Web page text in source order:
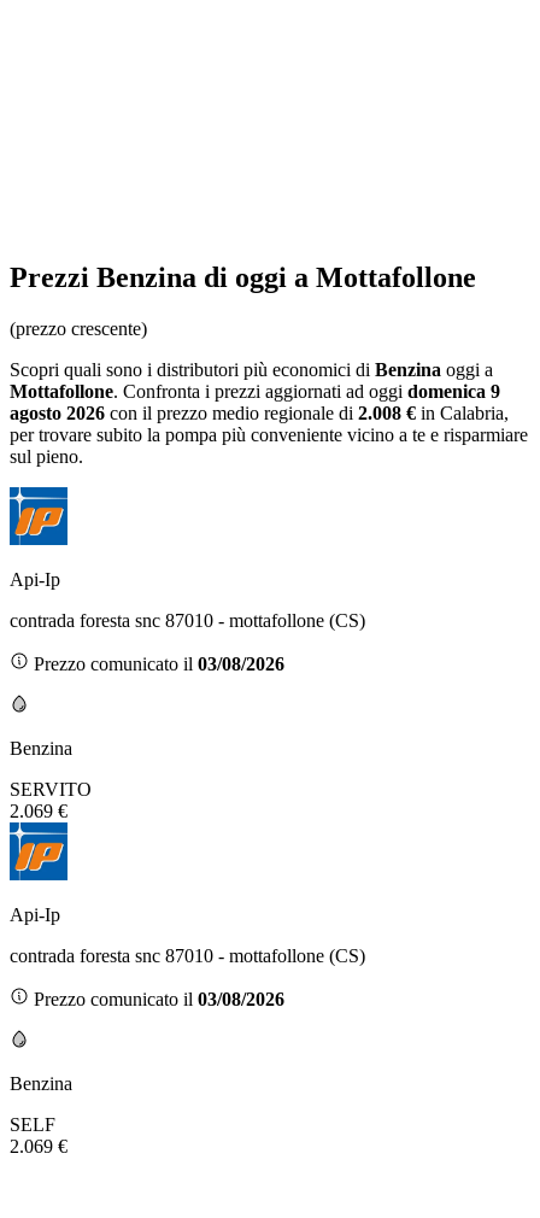
Prezzi Benzina di oggi a Mottafollone
(prezzo crescente)
Scopri quali sono i distributori più economici di Benzina oggi a
Mottafollone. Confronta i prezzi aggiornati ad oggi domenica 9
agosto 2026 con il prezzo medio regionale di 2.008 € in Calabria,
per trovare subito la pompa più conveniente vicino a te e risparmiare
sul pieno.
Api-Ip
contrada foresta snc 87010 - mottafollone (CS)
Prezzo comunicato il 03/08/2026
Benzina
SERVITO
2.069 €
Api-Ip
contrada foresta snc 87010 - mottafollone (CS)
Prezzo comunicato il 03/08/2026
Benzina
SELF
2.069 €